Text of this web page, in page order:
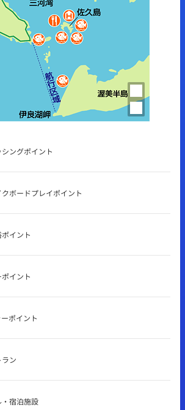
ングポイント
クボードプレイポイント
イント
ポイント
ポイント
ラン
・宿泊施設